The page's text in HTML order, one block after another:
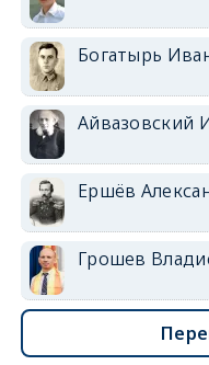
Богатырь
Айвазовский
Ершёв
Грошев